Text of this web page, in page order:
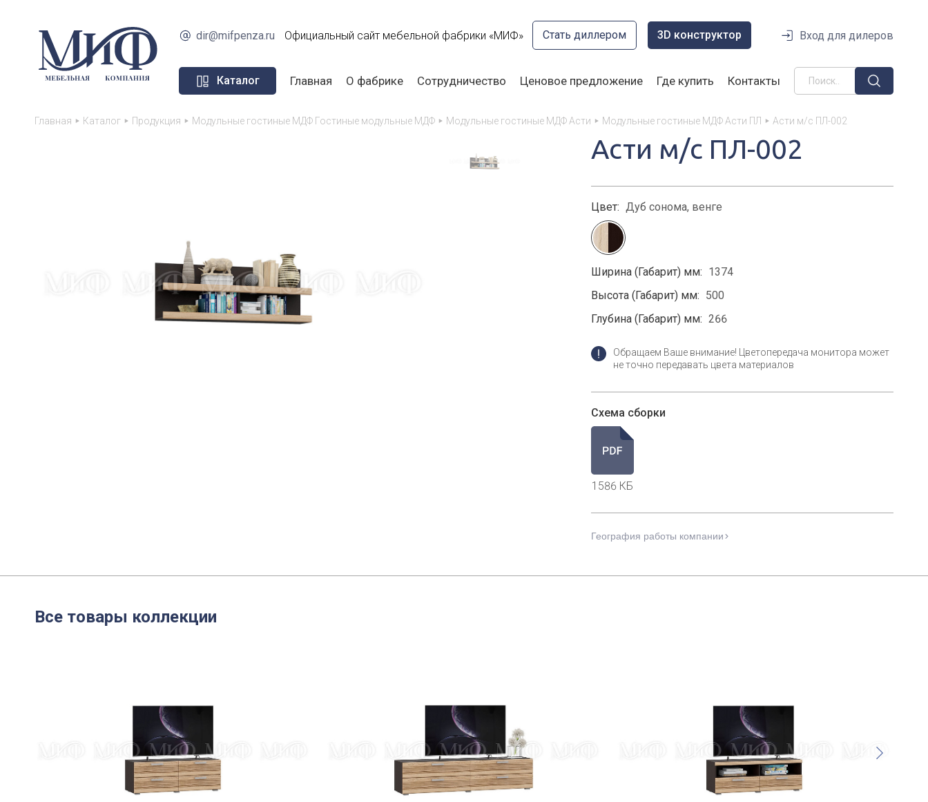
dir@mifpenza.ru Официальный сайт мебельной фабрики «МИФ» Стать диллером 3D конструктор Вход для дилеров
Каталог Главная О фабрике Сотрудничество Ценовое предложение Где купить Контакты
Главная Каталог Продукция Модульные гостиные МДФ Гостиные модульные МДФ Модульные гостиные МДФ Асти Модульные гостиные МДФ Асти ПЛ Асти м/с ПЛ-002
Асти м/с ПЛ-002
Цвет: Дуб сонома, венге
Ширина (Габарит) мм: 1374
Высота (Габарит) мм: 500
Глубина (Габарит) мм: 266
Обращаем Ваше внимание! Цветопередача монитора может
не точно передавать цвета материалов
Схема сборки
1586 КБ
География работы компании
Все товары коллекции